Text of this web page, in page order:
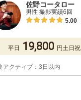
佐野コータロー
男性 撮影実績6回
5.00
平日 19,800 円土日祝
アクティブ：3日以内